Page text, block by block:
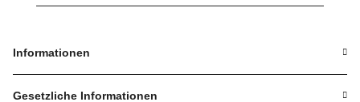
Informationen
Gesetzliche Informationen